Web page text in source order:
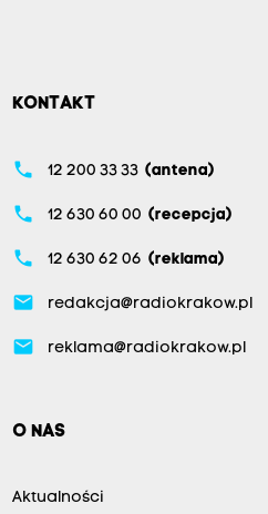
KONTAKT
phone 12 200 33 33 (antena)
phone 12 630 60 00 (recepcja)
phone 12 630 62 06 (reklama)
email redakcja@radiokrakow.pl
email reklama@radiokrakow.pl
O NAS
Aktualności